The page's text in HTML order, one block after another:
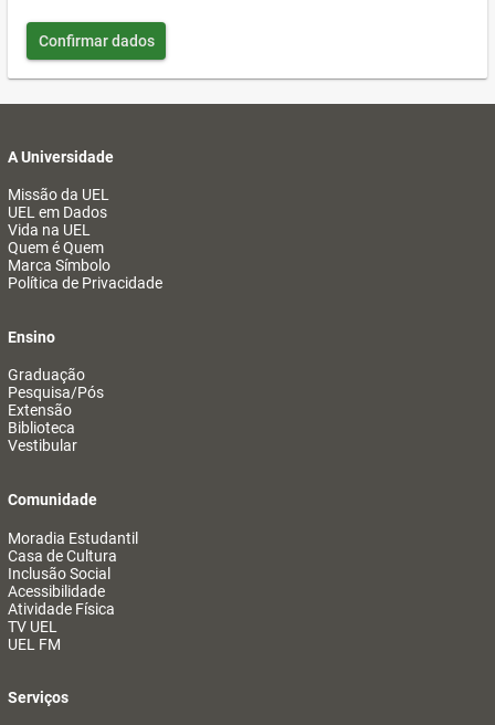
Confirmar dados
A Universidade
Missão da UEL
UEL em Dados
Vida na UEL
Quem é Quem
Marca Símbolo
Política de Privacidade
Ensino
Graduação
Pesquisa/Pós
Extensão
Biblioteca
Vestibular
Comunidade
Moradia Estudantil
Casa de Cultura
Inclusão Social
Acessibilidade
Atividade Física
TV UEL
UEL FM
Serviços